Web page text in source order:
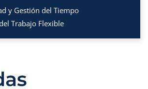
y Gestión del Tiempo
Trabajo Flexible